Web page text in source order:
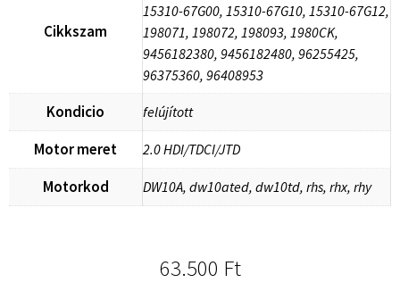
Cikkszam
15310-67G00, 15310-67G10, 15310-67G12,
198071, 198072, 198093, 1980CK,
9456182380, 9456182480, 96255425,
96375360, 96408953
Kondicio felújított
Motor meret 2.0 HDI/TDCI/JTD
Motorkod DW10A, dw10ated, dw10td, rhs, rhx, rhy
63.500 Ft